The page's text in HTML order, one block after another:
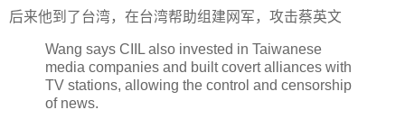
后来他到了台湾，在台湾帮助组建网军，攻击蔡英文
Wang says CIIL also invested in Taiwanese
media companies and built covert alliances with
TV stations, allowing the control and censorship
of news.